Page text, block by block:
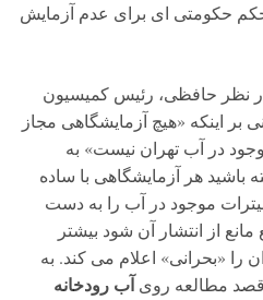
حکومتی ای برای عدم آزمایش
نظر حافظی، رئیس کمیسیون
اینکه «هیچ آزمایشگاهی مجاز
در آب تهران نیست» به
باشید هر آزمایشگاهی با ساده
موجود در آب را به دست
از انتشار آن شود بیشتر
«بحرانی» اعلام می کند. به
قصد مطالعه روی آب رودخانه